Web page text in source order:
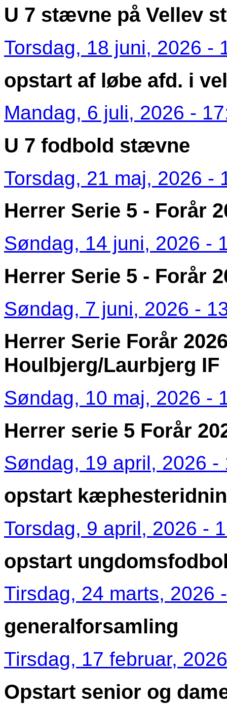
U 7 stævne på Vellev
Torsdag, 18 juni, 2026 -
opstart af løbe afd. i
Mandag, 6 juli, 2026 -
U 7 fodbold stævne
Torsdag, 21 maj, 2026 -
Herrer Serie 5 - Forår
Søndag, 14 juni, 2026 -
Herrer Serie 5 - Forår
Søndag, 7 juni, 2026 -
Herrer Serie Forår
Houlbjerg/Laurbjerg IF
Søndag, 10 maj, 2026 -
Herrer serie 5 Forår
Søndag, 19 april, 2026 -
opstart
Torsdag, 9 april, 2026 -
opstart
Tirsdag, 24 marts, 2026
generalforsamling
Tirsdag, 17 februar,
Opstart senior og